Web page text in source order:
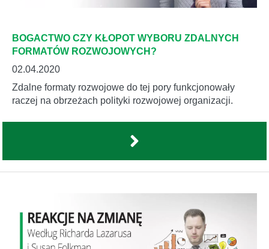
BOGACTWO CZY KŁOPOT WYBORU ZDALNYCH
FORMATÓW ROZWOJOWYCH?
02.04.2020
Zdalne formaty rozwojowe do tej pory funkcjonowały
raczej na obrzeżach polityki rozwojowej organizacji.